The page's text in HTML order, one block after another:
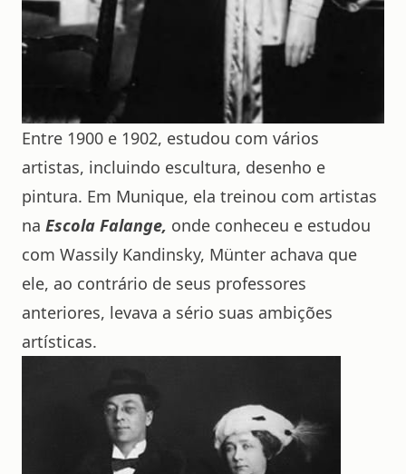
Entre 1900 e 1902, estudou com vários
artistas, incluindo escultura, desenho e
pintura. Em Munique, ela treinou com artistas
na Escola Falange, onde conheceu e estudou
com Wassily Kandinsky, Münter achava que
ele, ao contrário de seus professores
anteriores, levava a sério suas ambições
artísticas.